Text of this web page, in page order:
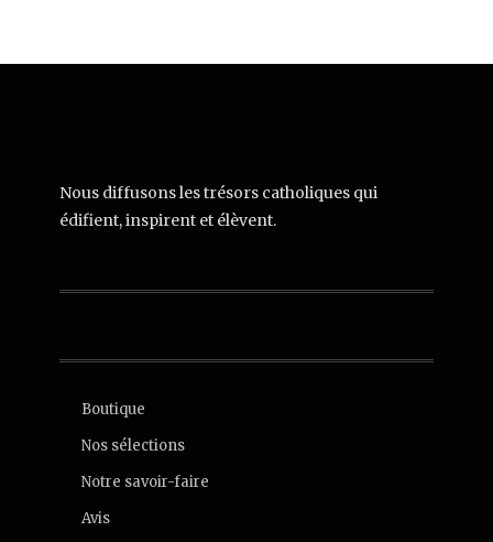
Nous diffusons les trésors catholiques qui
édifient, inspirent et élèvent.
Boutique
Nos sélections
Notre savoir-faire
Avis